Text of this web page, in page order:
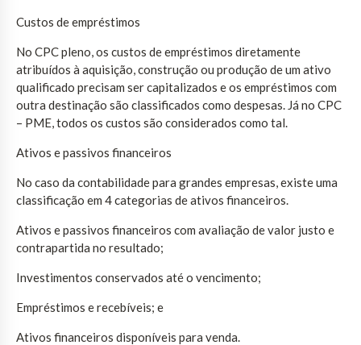
Custos de empréstimos
No CPC pleno, os custos de empréstimos diretamente
atribuídos à aquisição, construção ou produção de um ativo
qualificado precisam ser capitalizados e os empréstimos com
outra destinação são classificados como despesas. Já no CPC
– PME, todos os custos são considerados como tal.
Ativos e passivos financeiros
No caso da contabilidade para grandes empresas, existe uma
classificação em 4 categorias de ativos financeiros.
Ativos e passivos financeiros com avaliação de valor justo e
contrapartida no resultado;
Investimentos conservados até o vencimento;
Empréstimos e recebíveis; e
Ativos financeiros disponíveis para venda.